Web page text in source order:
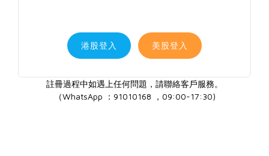
港股登入 美股登入
註冊過程中如遇上任何問題，請聯絡客戶服務。
（WhatsApp ：91010168 ，09:00-17:30)